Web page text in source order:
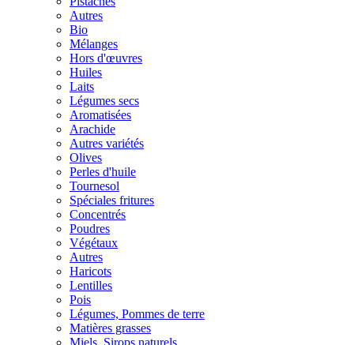
Autres
Bio
Mélanges
Hors d'œuvres
Huiles
Laits
Légumes secs
Aromatisées
Arachide
Autres variétés
Olives
Perles d'huile
Tournesol
Spéciales fritures
Concentrés
Poudres
Végétaux
Autres
Haricots
Lentilles
Pois
Légumes, Pommes de terre
Matières grasses
Miels, Sirops naturels